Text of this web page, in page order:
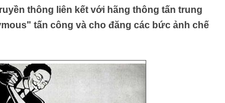
thông liên kết với hãng thông tấn trung
tấn công và cho đăng các bức ảnh chế